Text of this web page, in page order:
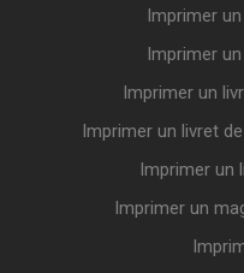
Imprimer
Imprimer
Imprimer un
Imprimer un livret
Imprimer un
Imprimer un